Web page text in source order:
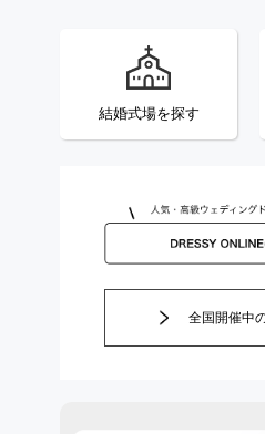
結婚式場を探す
全国開催中